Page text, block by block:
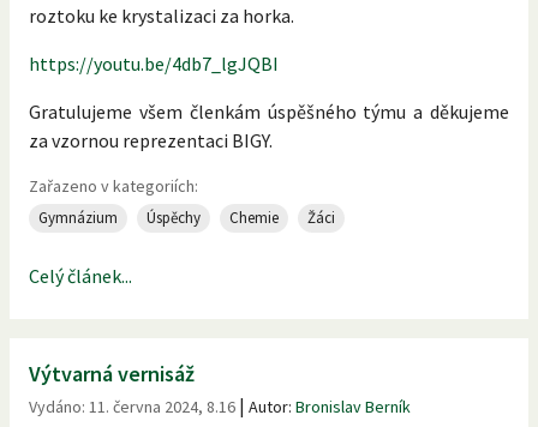
roztoku ke krystalizaci za horka.
https://youtu.be/4db7_lgJQBI
Gratulujeme všem členkám úspěšného týmu a děkujeme
za vzornou reprezentaci BIGY.
Zařazeno v kategoriích:
Gymnázium Úspěchy Chemie Žáci
Celý článek...
Výtvarná vernisáž
Vydáno: 11. června 2024, 8.16 | Autor: Bronislav Berník